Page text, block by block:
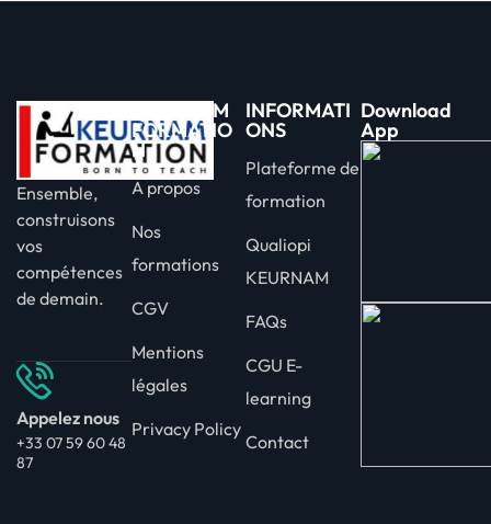
Ensemble,
construisons
vos
compétences
de demain.
Appelez nous
+33 07 59 60 48
87
KEURNAM
FORMATIO
N
A propos
Nos
formations
CGV
Mentions
légales
Privacy Policy
INFORMATI
ONS
Plateforme de
formation
Qualiopi
KEURNAM
FAQs
CGU E-
learning
Contact
Download
App